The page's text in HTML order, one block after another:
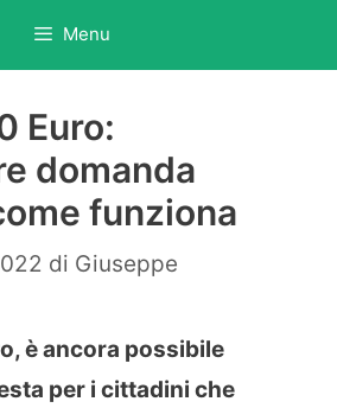
Menu
Euro:
domanda
funziona
di Giuseppe
è ancora possibile
per i cittadini che